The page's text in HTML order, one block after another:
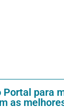
Portal para
as